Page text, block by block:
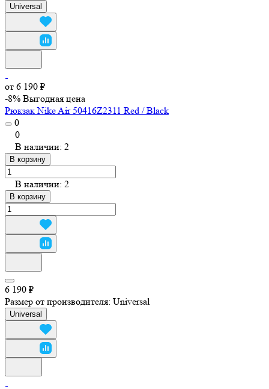
Universal
от 6 190 ₽
-8% Выгодная цена
Рюкзак Nike Air 50416Z2311 Red / Black
0
0
В наличии: 2
В корзину
В наличии: 2
В корзину
6 190 ₽
Размер от производителя: Universal
Universal